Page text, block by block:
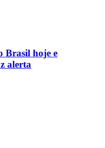
Brasil hoje e
alerta